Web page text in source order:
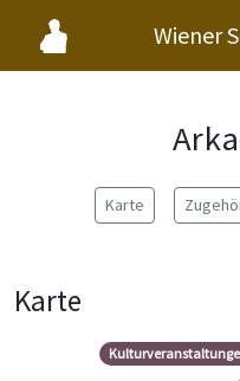
Wiener
Karte
Karte